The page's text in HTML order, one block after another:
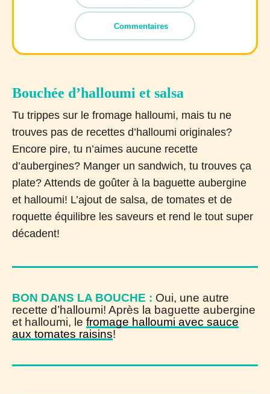
Commentaires
Bouchée d’halloumi et salsa
Tu trippes sur le fromage halloumi, mais tu ne
trouves pas de recettes d’halloumi originales?
Encore pire, tu n’aimes aucune recette
d’aubergines? Manger un sandwich, tu trouves ça
plate? Attends de goûter à la baguette aubergine
et halloumi! L’ajout de salsa, de tomates et de
roquette équilibre les saveurs et rend le tout super
décadent!
BON DANS LA BOUCHE : Oui, une autre
recette d’halloumi! Après la baguette aubergine
et halloumi, le fromage halloumi avec sauce
aux tomates raisins!